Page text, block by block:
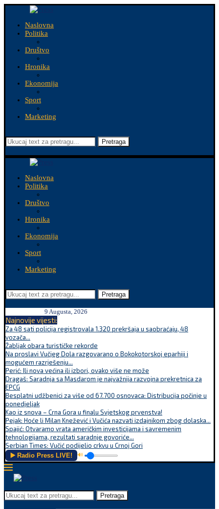
Naslovna
Politika
Društvo
Hronika
Ekonomija
Sport
Marketing
Pretraga
Naslovna
Politika
Društvo
Hronika
Ekonomija
Sport
Marketing
Pretraga
9 Augusta, 2026
Najnovije vijesti:
Za 48 sati policija registrovala 1.320 prekršaja u saobraćaju, 48
vozača...
Žabljak obara turističke rekorde
Na proslavi Vučjeg Dola razgovarano o Bokokotorskoj eparhiji i
mogućem razrješenju...
Perić: Ili nova većina ili izbori, ovako više ne može
Dragaš: Saradnja sa Masdarom je najvažnija razvojna prekretnica za
EPCG
Besplatni udžbenici za više od 67.700 osnovaca: Distribucija počinje u
ponedjeljak
Kao iz snova – Crna Gora u finalu Svjetskog prvenstva!
Pejak: Hoće li Milan Knežević i Vučića nazvati izdajnikom zbog dolaska...
Spajić: Otvaramo vrata američkim investicijama i savremenim
tehnologijama, rezultati saradnje govoriće...
Serbian Times: Vučić podijelio crkvu u Crnoj Gori
▶️ Radio Press LIVE! 🔊
Pretraga